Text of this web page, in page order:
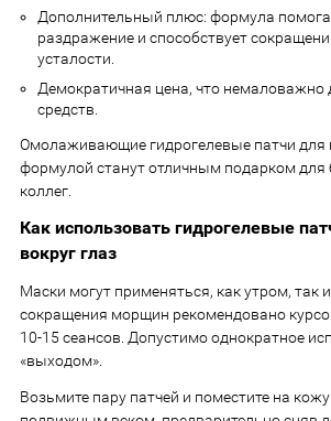
Дополнительный плюс: формула
раздражение и способствует
усталости.
Демократичная цена, что немаловажно
средств.
Омолаживающие гидрогелевые патчи для
формулой станут отличным подарком для
коллег.
Как использовать гидрогелевые
вокруг глаз
Маски могут применяться, как утром, так
сокращения морщин рекомендовано
10-15 сеансов. Допустимо однократное
«выходом».
Возьмите пару патчей и поместите на